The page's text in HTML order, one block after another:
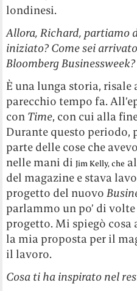
londinesi.
Allora, Richard, partiamo
iniziato? Come sei
Bloomberg Businessweek?
È una lunga storia, risale
parecchio tempo fa.
con Time, con cui alla
Durante questo periodo,
parte delle cose che
nelle mani diJim Kelly, che
del magazine e stava
progetto del nuovo
parlammo un po’ di
progetto. Mi spiegò cosa
la mia proposta per il
il lavoro.
Cosa ti ha inspirato nel